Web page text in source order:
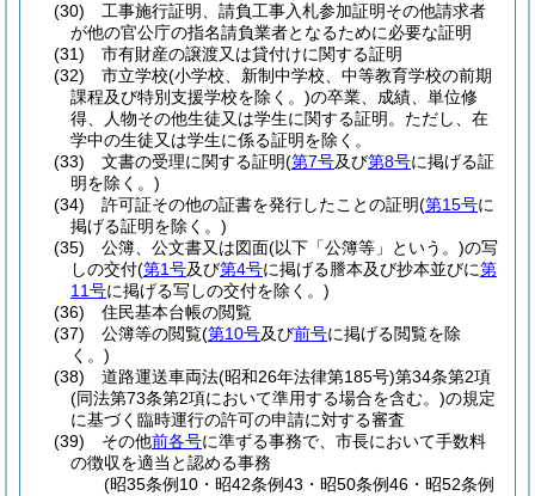
(30)
工事施行証明、請負工事入札参加証明その他請求者
が他の官公庁の指名請負業者となるために必要な証明
(31)
市有財産の譲渡又は貸付けに関する証明
(32)
市立学校(小学校、新制中学校、中等教育学校の前期
課程及び特別支援学校を除く。)の卒業、成績、単位修
得、人物その他生徒又は学生に関する証明。 ただし、在
学中の生徒又は学生に係る証明を除く。
(33)
文書の受理に関する証明(第7号及び第8号に掲げる証
明を除く。)
(34)
許可証その他の証書を発行したことの証明(第15号に
掲げる証明を除く。)
(35)
公簿、公文書又は図面(以下「公簿等」という。)の写
しの交付(第1号及び第4号に掲げる謄本及び抄本並びに第
11号に掲げる写しの交付を除く。)
(36)
住民基本台帳の閲覧
(37)
公簿等の閲覧(第10号及び前号に掲げる閲覧を除
く。)
(38)
道路運送車両法(昭和26年法律第185号)第34条第2項
(同法第73条第2項において準用する場合を含む。)の規定
に基づく臨時運行の許可の申請に対する審査
(39)
その他前各号に準ずる事務で、市長において手数料
の徴収を適当と認める事務
(昭35条例10・昭42条例43・昭50条例46・昭52条例